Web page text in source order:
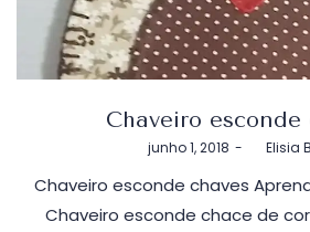
Chaveiro esconde
Postado
junho 1, 2018 byElisia
Chaveiro esconde chaves
Chaveiro esconde chace de